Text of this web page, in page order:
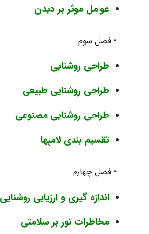
عوامل موثر بر دیدن
• فصل سوم
طراحی روشنایی
طراحی روشنایی طبیعی
طراحی روشنایی مصنوعی
تقسیم بندی لامپها
• فصل چهارم
اندازه گیری و ارزیابی روشنایی
مخاطرات نور بر سلامتی